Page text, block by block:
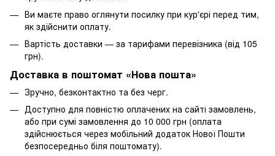
Ви маєте право оглянути посилку при кур'єрі перед тим,
як здійснити оплату.
Вартість доставки — за тарифами перевізника (від 105
грн).
Доставка в поштомат «Нова пошта»
Зручно, безконтактно та без черг.
Доступно для повністю оплачених на сайті замовлень,
або при сумі замовлення до 10 000 грн (оплата
здійснюється через мобільний додаток Нової Пошти
безпосередньо біля поштомату).